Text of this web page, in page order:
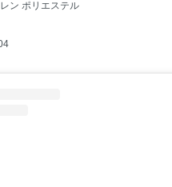
ン ポリエステル